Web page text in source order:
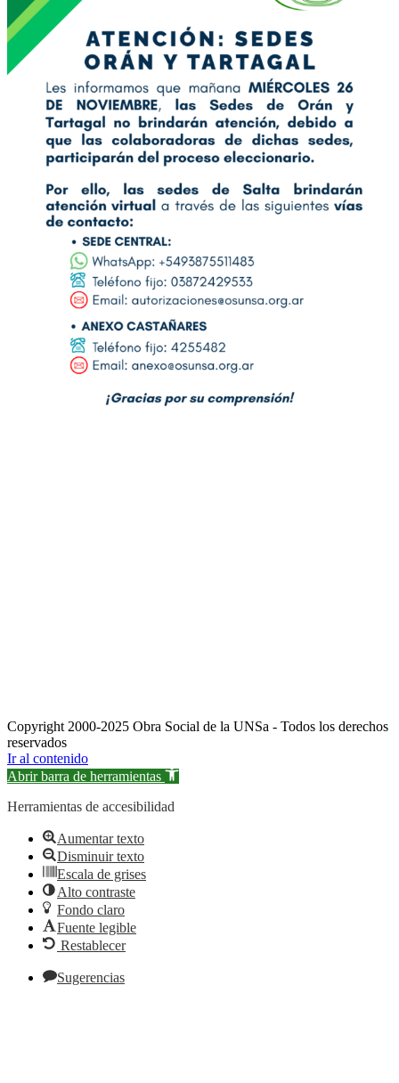
Copyright 2000-2025 Obra Social de la UNSa - Todos los derechos
reservados
Ir al contenido
Abrir barra de herramientas
Herramientas de accesibilidad
Aumentar texto
Disminuir texto
Escala de grises
Alto contraste
Fondo claro
Fuente legible
Restablecer
Sugerencias